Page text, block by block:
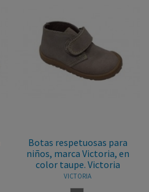
Botas respetuosas para
niños, marca Victoria, en
color taupe. Victoria
VICTORIA